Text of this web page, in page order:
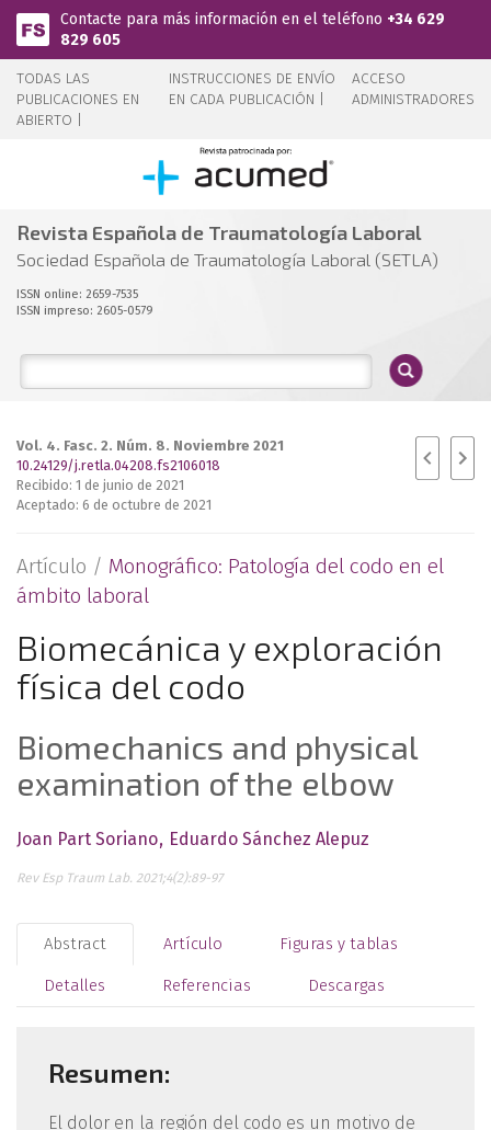
Pasar al contenido principal
Contacte para más información en el teléfono +34 629
829 605
TODAS LAS
PUBLICACIONES EN
ABIERTO |
INSTRUCCIONES DE ENVÍO
EN CADA PUBLICACIÓN |
ACCESO
ADMINISTRADORES
Revista Española de Traumatología Laboral
Sociedad Española de Traumatología Laboral (SETLA)
ISSN online: 2659-7535
ISSN impreso: 2605-0579
Vol. 4. Fasc. 2. Núm. 8. Noviembre 2021
10.24129/j.retla.04208.fs2106018
Recibido: 1 de junio de 2021
Aceptado: 6 de octubre de 2021
Artículo / Monográfico: Patología del codo en el
ámbito laboral
Biomecánica y exploración
física del codo
Biomechanics and physical
examination of the elbow
Joan Part Soriano Eduardo Sánchez Alepuz
Rev Esp Traum Lab. 2021;4(2):89-97
Abstract Artículo Figuras y tablas
Detalles Referencias Descargas
Resumen:
El dolor en la región del codo es un motivo de